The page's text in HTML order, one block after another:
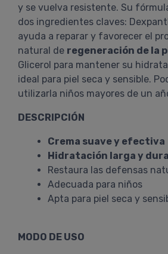
y se vuelva resistente. Su
dos ingredientes claves:
ayuda a reparar y favorecer el
natural de regeneración de la
Glicerol para mantener su
ideal para piel seca y sensible.
utilizarla niños mayores de un
DESCRIPCIÓN
Crema suave y efectiva
Hidratación larga y
Restaura las defensas
Adecuada para niños
Apta para piel seca y
MODO DE USO